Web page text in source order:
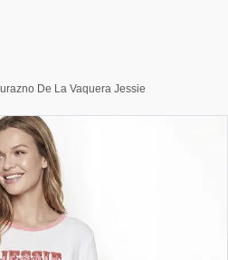
De La Vaquera Jessie